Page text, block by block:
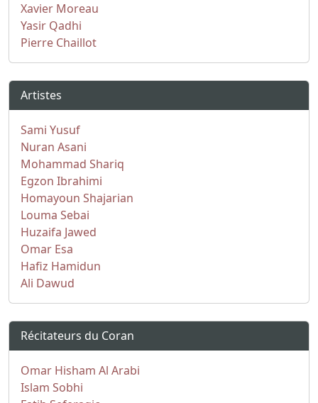
Xavier Moreau
Yasir Qadhi
Pierre Chaillot
Artistes
Sami Yusuf
Nuran Asani
Mohammad Shariq
Egzon Ibrahimi
Homayoun Shajarian
Louma Sebai
Huzaifa Jawed
Omar Esa
Hafiz Hamidun
Ali Dawud
Récitateurs du Coran
Omar Hisham Al Arabi
Islam Sobhi